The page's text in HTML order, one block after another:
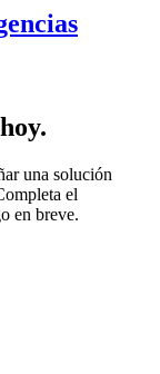
una solución
el
en breve.